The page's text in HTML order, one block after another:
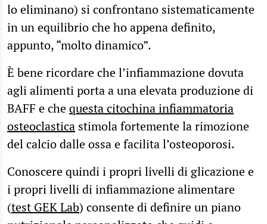
lo eliminano) si confrontano sistematicamente
in un equilibrio che ho appena definito,
appunto, “molto dinamico”.
È bene ricordare che l’infiammazione dovuta
agli alimenti porta a una elevata produzione di
BAFF e chequesta citochina infiammatoria
osteoclastica stimola fortemente la rimozione
del calcio dalle ossa e facilita l’osteoporosi.
Conoscere quindi i propri livelli di glicazione e
i propri livelli di infiammazione alimentare
(test GEK Lab) consente di definire un piano